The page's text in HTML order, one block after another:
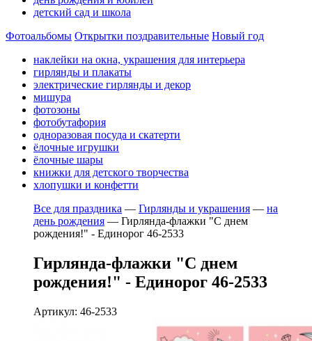
детский сад и школа
Фотоальбомы Открытки поздравительные Новый год
наклейки на окна, украшения для интерьера
гирлянды и плакаты
электрические гирлянды и декор
мишура
фотозоны
фотобутафория
одноразовая посуда и скатерти
ёлочные игрушки
ёлочные шары
книжки для детского творчества
хлопушки и конфетти
Все для праздника — Гирлянды и украшения — на
день рождения — Гирлянда-флажки "С днем
рождения!" - Единорог 46-2533
Гирлянда-флажки "С днем
рождения!" - Единорог 46-2533
Артикул: 46-2533